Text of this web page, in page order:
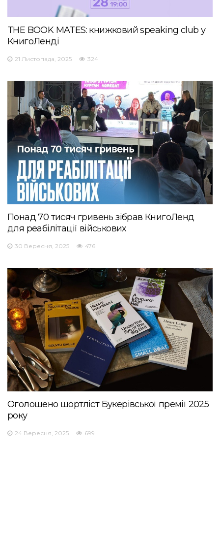
THE BOOK MATES: книжковий speaking club у
КнигоЛенді
21 Листопада, 2025 324
Понад 70 тисяч гривень зібрав КнигоЛенд
для реабілітації військових
30 Вересня, 2025 476
Оголошено шортліст Букерівської премії 2025
року
24 Вересня, 2025 699